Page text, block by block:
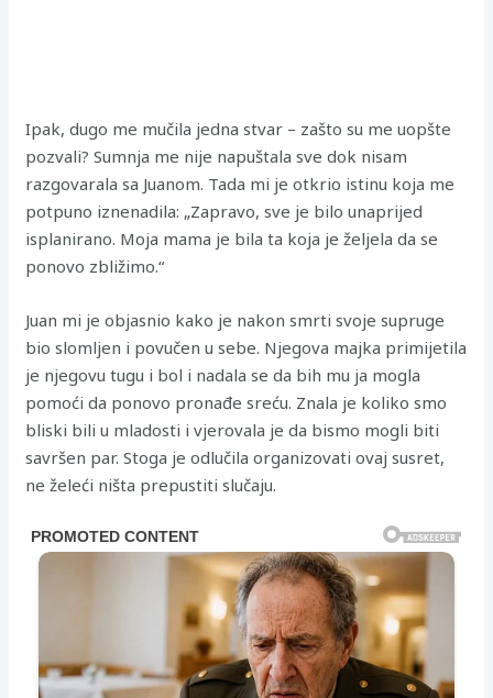
Ipak, dugo me mučila jedna stvar – zašto su me uopšte
pozvali? Sumnja me nije napuštala sve dok nisam
razgovarala sa Juanom. Tada mi je otkrio istinu koja me
potpuno iznenadila: „Zapravo, sve je bilo unaprijed
isplanirano. Moja mama je bila ta koja je željela da se
ponovo zbližimo.“
Juan mi je objasnio kako je nakon smrti svoje supruge
bio slomljen i povučen u sebe. Njegova majka primijetila
je njegovu tugu i bol i nadala se da bih mu ja mogla
pomoći da ponovo pronađe sreću. Znala je koliko smo
bliski bili u mladosti i vjerovala je da bismo mogli biti
savršen par. Stoga je odlučila organizovati ovaj susret,
ne želeći ništa prepustiti slučaju.